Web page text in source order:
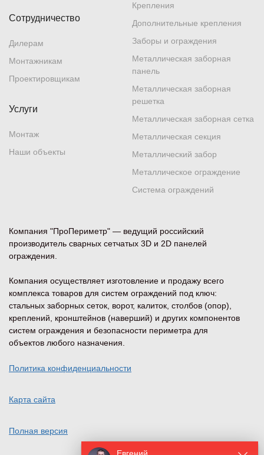
Компания "ПроПериметр" — ведущий российский
производитель сварных сетчатых 3D и 2D панелей
ограждения.
Компания осуществляет изготовление и продажу всего
комплекса товаров для систем ограждений под ключ:
стальных заборных сеток, ворот, калиток, столбов (опор),
креплений, кронштейнов (наверший) и других компонентов
систем ограждения и безопасности периметра для
объектов любого назначения.
Политика конфиденциальности
Карта сайта
Полная версия
Крепления
Дополнительные крепления
Заборы и ограждения
Металлическая заборная
панель
Металлическая заборная
решетка
Металлическая заборная сетка
Металлическая секция
Металлический забор
Металлическое ограждение
Система ограждений
Сотрудничество
Дилерам
Монтажникам
Проектировщикам
Услуги
Монтаж
Наши объекты